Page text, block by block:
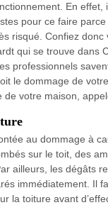
En effet,
pour ce faire parce
risqué. Confiez donc
qui se trouve dans
professionnels
le dommage de
de votre maison,
au dommage à
sur le toit, des
ailleurs, les dégâts
immédiatement. Il
la toiture avant